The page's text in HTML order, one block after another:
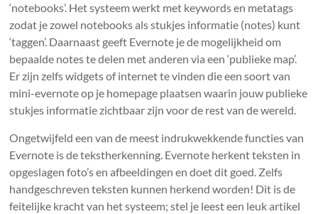
‘notebooks’. Het systeem werkt met keywords en metatags
zodat je zowel notebooks als stukjes informatie (notes) kunt
‘taggen’. Daarnaast geeft Evernote je de mogelijkheid om
bepaalde notes te delen met anderen via een ‘publieke map’.
Er zijn zelfs widgets of internet te vinden die een soort van
mini-evernote op je homepage plaatsen waarin jouw publieke
stukjes informatie zichtbaar zijn voor de rest van de wereld.
Ongetwijfeld een van de meest indrukwekkende functies van
Evernote is de tekstherkenning. Evernote herkent teksten in
opgeslagen foto’s en afbeeldingen en doet dit goed. Zelfs
handgeschreven teksten kunnen herkend worden! Dit is de
feitelijke kracht van het systeem; stel je leest een leuk artikel